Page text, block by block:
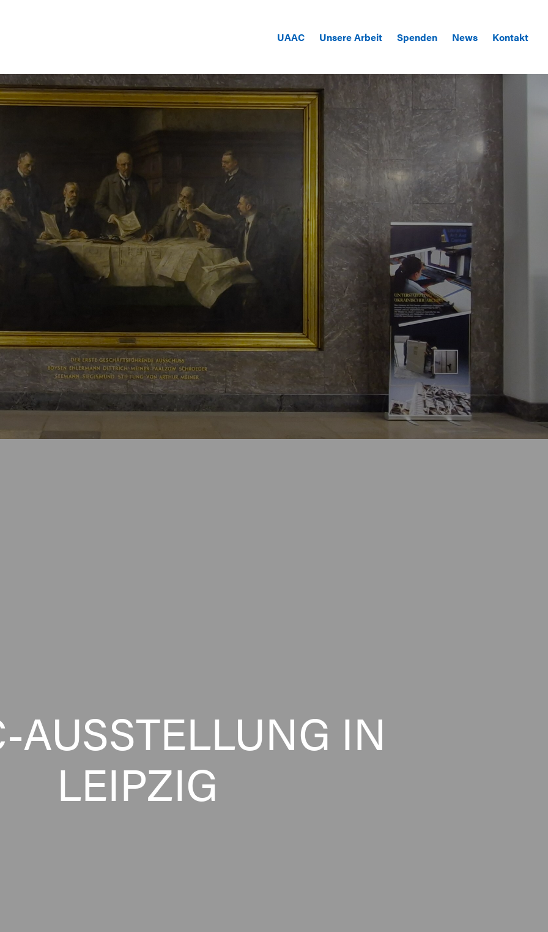
UAAC Unsere Arbeit Spenden News Kontakt
AUSSTELLUNG IN
LEIPZIG